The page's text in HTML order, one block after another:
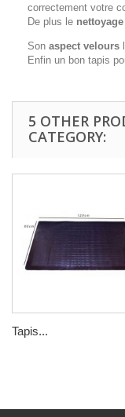
correctement votre
De plus le nettoyage
Son aspect velours
Enfin un bon tapis
5 OTHER
CATEGORY:
Tapis...